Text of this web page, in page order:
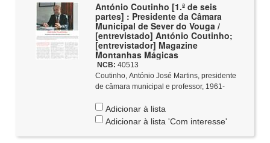
António Coutinho [1.ª de seis
partes] : Presidente da Câmara
Municipal de Sever do Vouga /
[entrevistado] António Coutinho;
[entrevistador] Magazine
Montanhas Mágicas
NCB: 40513
Coutinho, António José Martins, presidente
de câmara municipal e professor, 1961-
Adicionar à lista
Adicionar à lista 'Com interesse'